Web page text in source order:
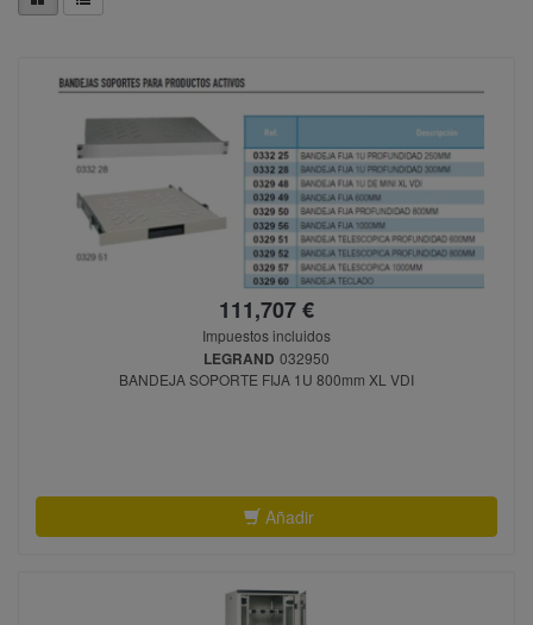
111,707 €
Impuestos incluidos
LEGRAND 032950
BANDEJA SOPORTE FIJA 1U 800mm XL VDI
Añadir